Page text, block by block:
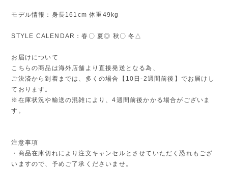
モデル情報：身長161cm 体重49kg
STYLE CALENDAR：春〇 夏◎ 秋〇 冬△
お届けについて
こちらの商品は海外店舗より直接発送となる為、
ご決済から到着までは、多くの場合【10日-2週間前後】でお届けし
ております。
※在庫状況や輸送の混雑により、4週間前後かかる場合がございま
す。
注意事項
・商品在庫切れにより注文キャンセルとさせていただく恐れもござ
いますので、予めご了承くださいませ。